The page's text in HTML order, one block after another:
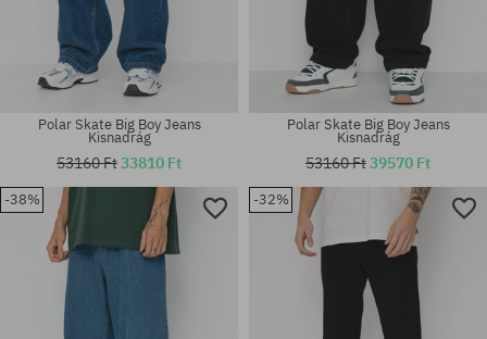
Elérhető méretek:
S; M; L; XL
Elérhető méretek:
M; L; XL
Polar Skate Big Boy Jeans
Kisnadrág
53160 Ft33810 Ft
Polar Skate Big Boy Jeans
Kisnadrág
53160 Ft39570 Ft
-38% -32%